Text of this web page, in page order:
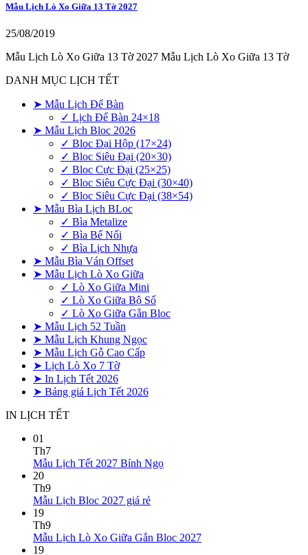
Mẫu Lịch Lò Xo Giữa 13 Tờ 2027
25/08/2019
Mẫu Lịch Lò Xo Giữa 13 Tờ 2027 Mẫu Lịch Lò Xo Giữa 13 Tờ
DANH MỤC LỊCH TẾT
➤ Mẫu Lịch Để Bàn
✓ Lịch Để Bàn 24×18
➤ Mẫu Lịch Bloc 2026
✓ Bloc Đại Hộp (17×24)
✓ Bloc Siêu Đại (20×30)
✓ Bloc Cực Đại (25×25)
✓ Bloc Siêu Cực Đại (30×40)
✓ Bloc Siêu Cực Đại (38×54)
➤ Mẫu Bìa Lịch BLoc
✓ Bìa Metalize
✓ Bìa Bế Nổi
✓ Bìa Lịch Nhựa
➤ Mẫu Bìa Ván Offset
➤ Mẫu Lịch Lò Xo Giữa
✓ Lò Xo Giữa Mini
✓ Lò Xo Giữa Bộ Số
✓ Lò Xo Giữa Gắn Bloc
➤ Mẫu Lịch 52 Tuần
➤ Mẫu Lịch Khung Ngọc
➤ Mẫu Lịch Gỗ Cao Cấp
➤ Lịch Lò Xo 7 Tờ
➤ In Lịch Tết 2026
➤ Bảng giá Lịch Tết 2026
IN LỊCH TẾT
01
Th7
Mẫu Lịch Tết 2027 Bính NgọKhông
Lịch
20
Th9
Mẫu Lịch Bloc 2027 giá rẻKhông
luận
19
Th9
Mẫu Lịch Lò Xo Giữa Gắn Bloc 2027Không
19